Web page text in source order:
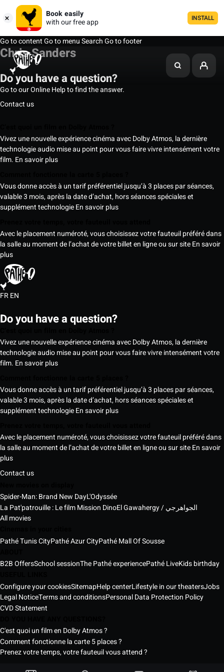
Book easily
with our free app
INSTALL
Go to contentGo to menuSearchGo to footer
Chris Sanders
Do you have a question?
Go to our Online Help to find the answer.
Contact us
Vivez une nouvelle expérience cinéma avec Dolby Atmos, la dernière
technologie audio mise au point pour vous faire vivre intensément votre
film. En savoir plus
Vous donne accès à un tarif préférentiel jusqu’à 3 places par séances,
valable 3 mois, après la date d’achat, hors séances spéciales et
supplément technologieEn savoir plus
Avec le placement numéroté, vous choisissez votre fauteuil préféré dans
la salle au moment de l’achat de votre billet en ligne ou sur siteEn savoir
plus
FREN
Do you have a question?
Vivez une nouvelle expérience cinéma avec Dolby Atmos, la dernière
technologie audio mise au point pour vous faire vivre intensément votre
film. En savoir plus
Vous donne accès à un tarif préférentiel jusqu’à 3 places par séances,
valable 3 mois, après la date d’achat, hors séances spéciales et
supplément technologieEn savoir plus
Avec le placement numéroté, vous choisissez votre fauteuil préféré dans
la salle au moment de l’achat de votre billet en ligne ou sur siteEn savoir
plus
Contact us
Spider-Man: Brand New DayL'Odyssée
La Pat'patrouille : Le film Mission Dino
El Gawahergy / الجواهرجي
All movies
Pathé Tunis CityPathé Azur CityPathé Mall Of Sousse
B2B OffersSchool sessionThe Pathé experiencePathé LiveKids birthday
Configure your cookiesSitemapHelp centerLifestyle in our theatersJobs
Legal NoticeTerms and conditionsPersonal Data Protection Policy
CVD Statement
C'est quoi un film en Dolby Atmos ?
Comment fonctionne la carte 5 places ?
Prenez votre temps, votre fauteuil vous attend ?